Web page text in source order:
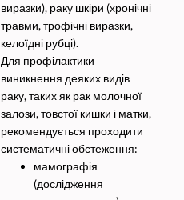
виразки), раку шкіри (хронічні
травми, трофічні виразки,
келоїдні рубці).
Для профілактики
виникнення деяких видів
раку, таких як рак молочної
залози, товстої кишки і матки,
рекомендується проходити
систематичні обстеження:
мамографія
(дослідження